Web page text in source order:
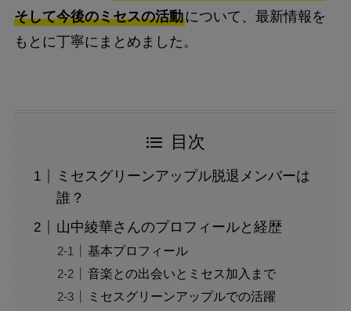
そして今後のミセスの活動について、最新情報を
もとに丁寧にまとめました。
目次
ミセスグリーンアップル脱退メンバーは
誰？
山中綾華さんのプロフィールと経歴
基本プロフィール
音楽との出会いとミセス加入まで
ミセスグリーンアップルでの活躍